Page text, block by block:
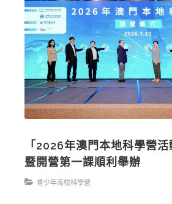
「2026年澳門本地科學營
暨開營第一課順利舉辦
青少年高校科學營